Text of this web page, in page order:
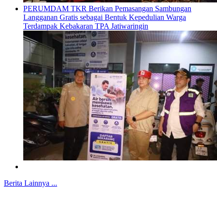
PERUMDAM TKR Berikan Pemasangan Sambungan
Langganan Gratis sebagai Bentuk Kepedulian Warga
Terdampak Kebakaran TPA Jatiwaringin
Berita Lainnya ...